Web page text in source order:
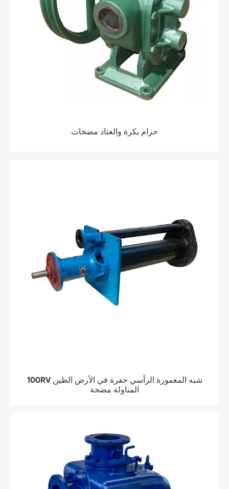
حزام بكرة والعتاد مضخات
100RV شبه المغمورة الرأسي حفرة في الأرض الطين
المناولة مضخة